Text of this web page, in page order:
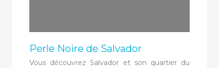
Perle Noire de Salvador
Vous découvrez Salvador et son quartier du